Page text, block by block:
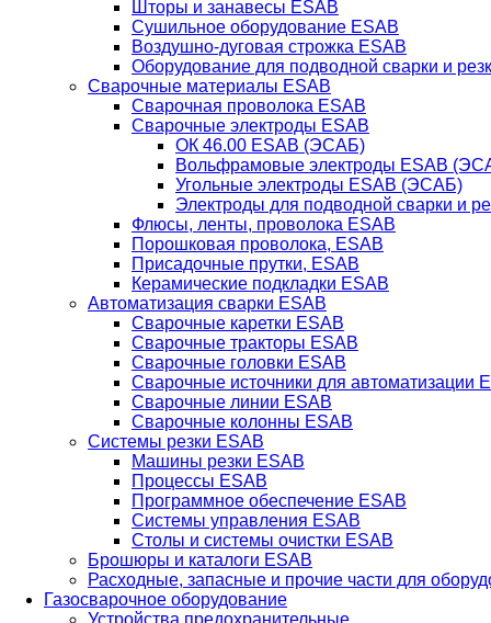
Шторы и занавесы ESAB
Сушильное оборудование ESAB
Воздушно-дуговая строжка ESAB
Оборудование для подводной сварки и
Сварочные материалы ESAB
Сварочная проволока ESAB
Сварочные электроды ESAB
ОК 46.00 ESAB (ЭСАБ)
Вольфрамовые электроды ESAB
Угольные электроды ESAB (ЭСАБ)
Электроды для подводной сварки и
Флюсы, ленты, проволока ESAB
Порошковая проволока, ESAB
Присадочные прутки, ESAB
Керамические подкладки ESAB
Автоматизация сварки ESAB
Сварочные каретки ESAB
Сварочные тракторы ESAB
Сварочные головки ESAB
Сварочные источники для автоматизации
Сварочные линии ESAB
Сварочные колонны ESAB
Системы резки ESAB
Машины резки ESAB
Процессы ESAB
Программное обеспечение ESAB
Системы управления ESAB
Столы и системы очистки ESAB
Брошюры и каталоги ESAB
Расходные, запасные и прочие части для
Газосварочное оборудование
Устройства предохранительные